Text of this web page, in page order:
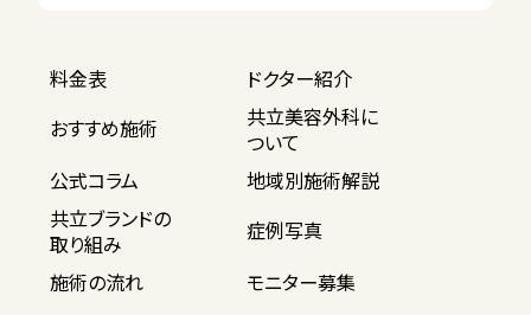
料金表
ドクター紹介
おすすめ施術
共立美容外科に
ついて
公式コラム
地域別施術解説
共立ブランドの
取り組み
症例写真
施術の流れ
モニター募集